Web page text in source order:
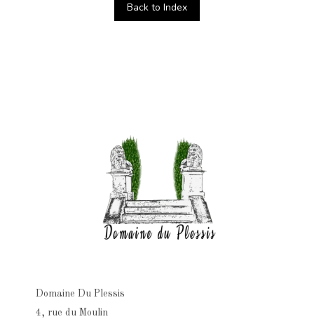
Back to Index
Domaine Du Plessis
4, rue du Moulin